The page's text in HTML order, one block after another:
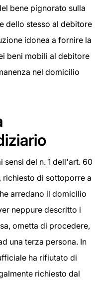
bene pignorato sulla
dello stesso al debitore
idonea a fornire la
beni mobili al debitore
nel domicilio
sensi del n. 1 dell'art. 60
di sottoporre a
arredano il domicilio
neppure descritto i
ometta di procedere,
una terza persona. In
ha rifiutato di
richiesto dal